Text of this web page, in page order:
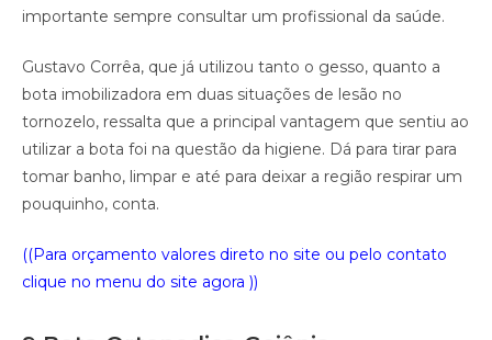
importante sempre consultar um profissional da saúde.
Gustavo Corrêa, que já utilizou tanto o gesso, quanto a
bota imobilizadora em duas situações de lesão no
tornozelo, ressalta que a principal vantagem que sentiu ao
utilizar a bota foi na questão da higiene. Dá para tirar para
tomar banho, limpar e até para deixar a região respirar um
pouquinho, conta.
((Para orçamento valores direto no site ou pelo contato
clique no menu do site agora ))